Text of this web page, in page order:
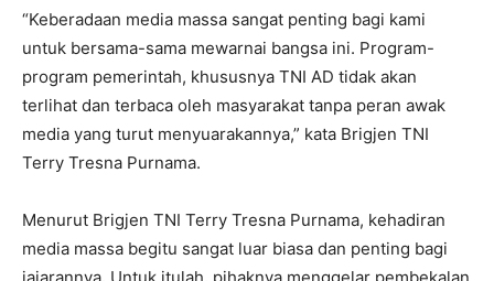
“Keberadaan media massa sangat penting bagi kami
untuk bersama-sama mewarnai bangsa ini. Program-
program pemerintah, khususnya TNI AD tidak akan
terlihat dan terbaca oleh masyarakat tanpa peran awak
media yang turut menyuarakannya,” kata Brigjen TNI
Terry Tresna Purnama.
Menurut Brigjen TNI Terry Tresna Purnama, kehadiran
media massa begitu sangat luar biasa dan penting bagi